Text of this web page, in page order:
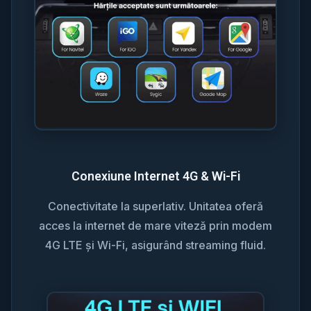
Conexiune Internet 4G & Wi-Fi
Conectivitate la superlativ. Unitatea oferă
acces la internet de mare viteză prin modem
4G LTE și Wi-Fi, asigurând streaming fluid.